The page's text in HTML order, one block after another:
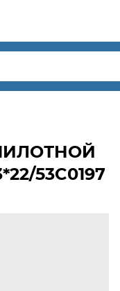
53C0197